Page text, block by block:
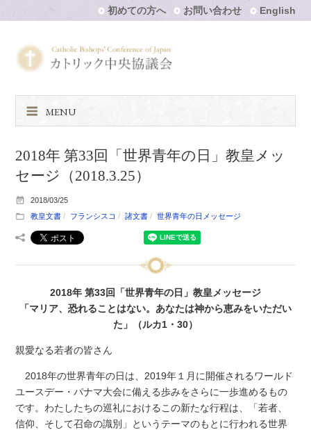
初めての方へ お問い合わせ English
MENU
2018年 第33回「世界青年の日」教皇メッ
セージ（2018.3.25）
2018/03/25
教皇文書
フランシスコ 諸文書 世界青年の日メッセージ
2018年 第33回「世界青年の日」教皇メッセージ
「マリア、恐れることはない。あなたは神から恵みをいただい
た」（ルカ1・30）
親愛なる若者の皆さん
2018年の世界青年の日は、2019年１月に開催されるワールド
ユースデー・パナマ大会に備える歩みをさらに一歩進めるもの
です。わたしたちの巡礼におけるこの新たな行程は、「若者、
信仰、そして召命の識別」というテーマのもとに行われる世界